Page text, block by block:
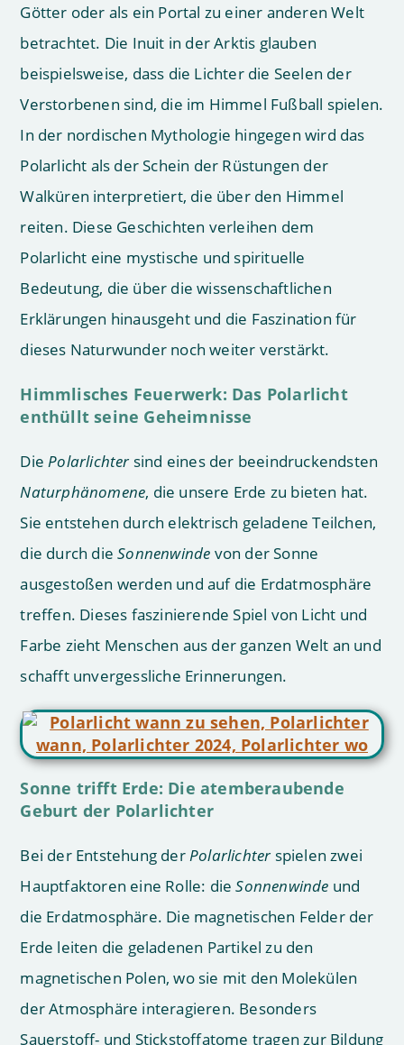
Götter oder als ein Portal zu einer anderen Welt
betrachtet. Die Inuit in der Arktis glauben
beispielsweise, dass die Lichter die Seelen der
Verstorbenen sind, die im Himmel Fußball spielen.
In der nordischen Mythologie hingegen wird das
Polarlicht als der Schein der Rüstungen der
Walküren interpretiert, die über den Himmel
reiten. Diese Geschichten verleihen dem
Polarlicht eine mystische und spirituelle
Bedeutung, die über die wissenschaftlichen
Erklärungen hinausgeht und die Faszination für
dieses Naturwunder noch weiter verstärkt.
Himmlisches Feuerwerk: Das Polarlicht
enthüllt seine Geheimnisse
DiePolarlichtersind eines der beeindruckendsten
Naturphänomene, die unsere Erde zu bieten hat.
Sie entstehen durch elektrisch geladene Teilchen,
die durch dieSonnenwinde von der Sonne
ausgestoßen werden und auf die Erdatmosphäre
treffen. Dieses faszinierende Spiel von Licht und
Farbe zieht Menschen aus der ganzen Welt an und
schafft unvergessliche Erinnerungen.
Sonne trifft Erde: Die atemberaubende
Geburt der Polarlichter
Bei der Entstehung derPolarlichterspielen zwei
Hauptfaktoren eine Rolle: dieSonnenwinde und
die Erdatmosphäre. Die magnetischen Felder der
Erde leiten die geladenen Partikel zu den
magnetischen Polen, wo sie mit den Molekülen
der Atmosphäre interagieren. Besonders
Sauerstoff- und Stickstoffatome tragen zur Bildung